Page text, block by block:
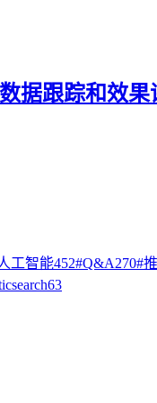
据跟踪和效果
工智能452#Q&A270#
63